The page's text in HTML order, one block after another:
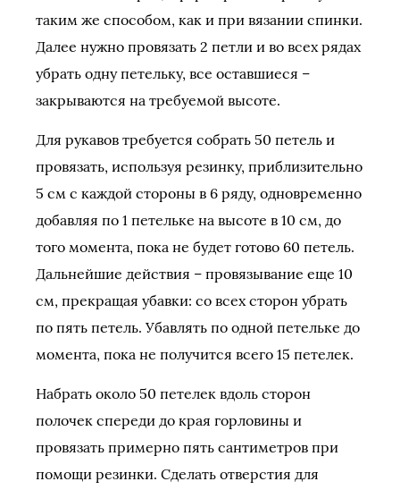
таким же способом, как и при вязании спинки.
Далее нужно провязать 2 петли и во всех рядах
убрать одну петельку, все оставшиеся –
закрываются на требуемой высоте.
Для рукавов требуется собрать 50 петель и
провязать, используя резинку, приблизительно
5 см с каждой стороны в 6 ряду, одновременно
добавляя по 1 петельке на высоте в 10 см, до
того момента, пока не будет готово 60 петель.
Дальнейшие действия – провязывание еще 10
см, прекращая убавки: со всех сторон убрать
по пять петель. Убавлять по одной петельке до
момента, пока не получится всего 15 петелек.
Набрать около 50 петелек вдоль сторон
полочек спереди до края горловины и
провязать примерно пять сантиметров при
помощи резинки. Сделать отверстия для